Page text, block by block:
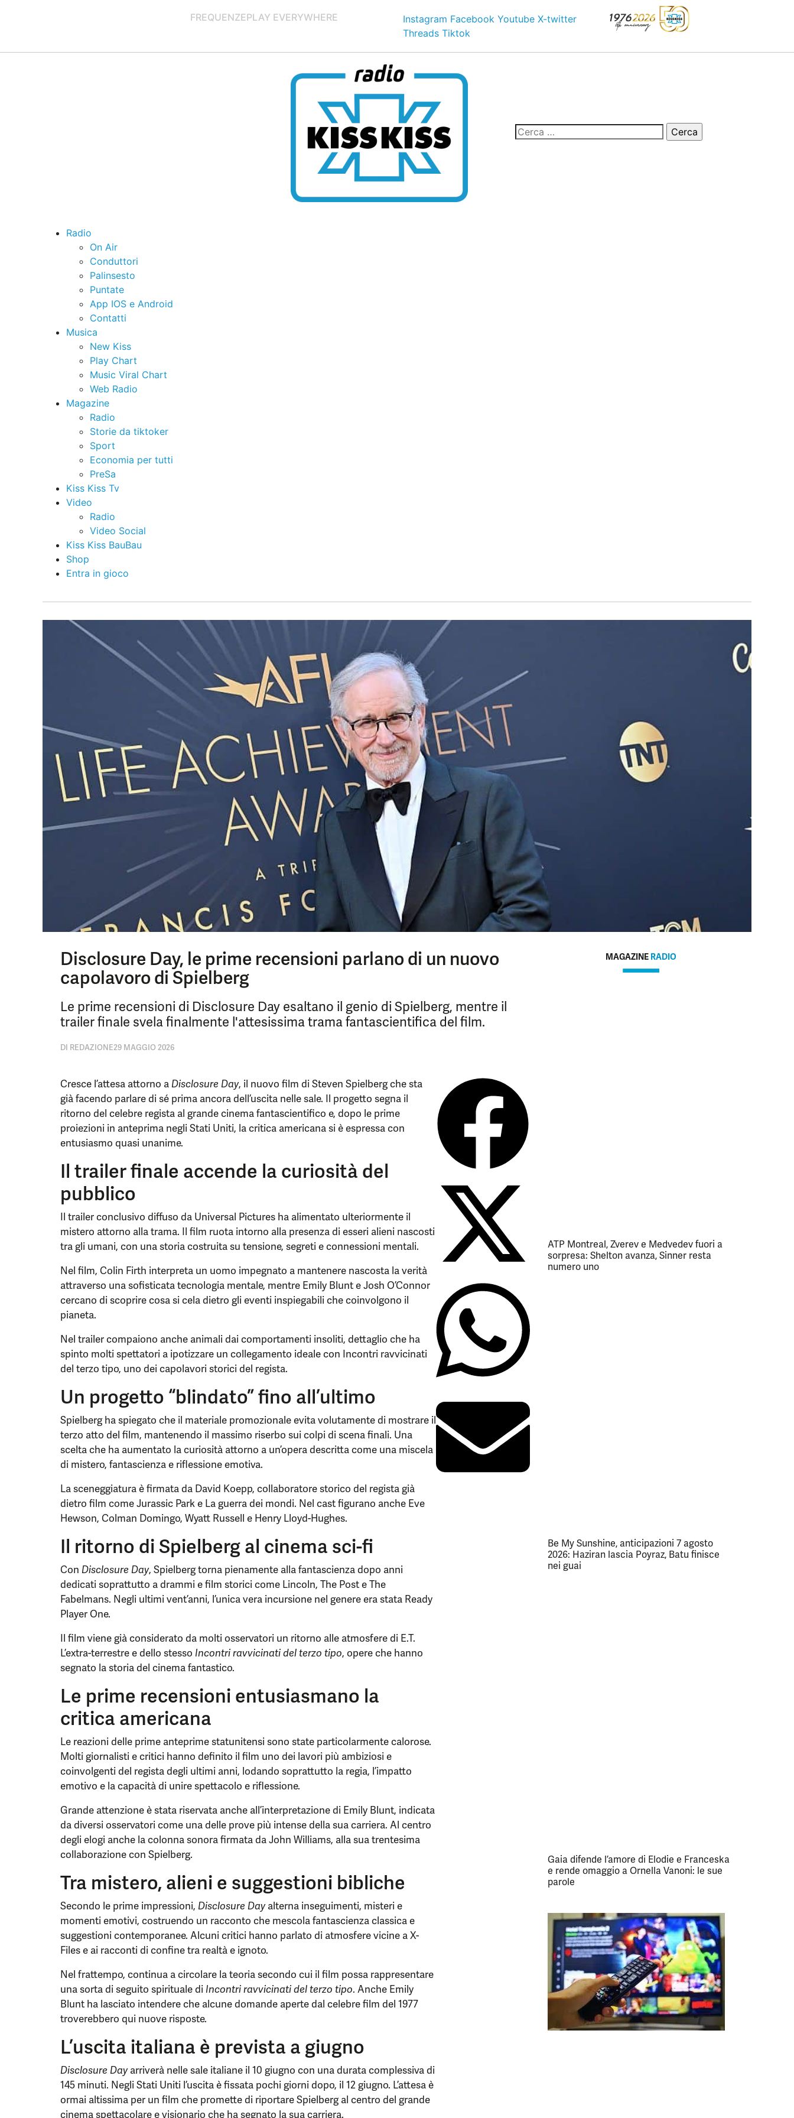
FREQUENZEPLAY EVERYWHERE Instagram Facebook Youtube X-twitter
Threads Tiktok
Radio
On Air
Conduttori
Palinsesto
Puntate
App IOS e Android
Contatti
Musica
New Kiss
Play Chart
Music Viral Chart
Web Radio
Magazine
Radio
Storie da tiktoker
Sport
Economia per tutti
PreSa
Kiss Kiss Tv
Video
Radio
Video Social
Kiss Kiss BauBau
Shop
Entra in gioco
Disclosure Day, le prime recensioni parlano di un nuovo
capolavoro di Spielberg
Le prime recensioni di Disclosure Day esaltano il genio di Spielberg, mentre il
trailer finale svela finalmente l'attesissima trama fantascientifica del film.
DI REDAZIONE29 MAGGIO 2026
Cresce l’attesa attorno a Disclosure Day, il nuovo film di Steven Spielberg che sta
già facendo parlare di sé prima ancora dell’uscita nelle sale. Il progetto segna il
ritorno del celebre regista al grande cinema fantascientifico e, dopo le prime
proiezioni in anteprima negli Stati Uniti, la critica americana si è espressa con
entusiasmo quasi unanime.
Il trailer finale accende la curiosità del
pubblico
Il trailer conclusivo diffuso da Universal Pictures ha alimentato ulteriormente il
mistero attorno alla trama. Il film ruota intorno alla presenza di esseri alieni nascosti
tra gli umani, con una storia costruita su tensione, segreti e connessioni mentali.
Nel film, Colin Firth interpreta un uomo impegnato a mantenere nascosta la verità
attraverso una sofisticata tecnologia mentale, mentre Emily Blunt e Josh O’Connor
cercano di scoprire cosa si cela dietro gli eventi inspiegabili che coinvolgono il
pianeta.
Nel trailer compaiono anche animali dai comportamenti insoliti, dettaglio che ha
spinto molti spettatori a ipotizzare un collegamento ideale con Incontri ravvicinati
del terzo tipo, uno dei capolavori storici del regista.
Un progetto “blindato” fino all’ultimo
Spielberg ha spiegato che il materiale promozionale evita volutamente di mostrare il
terzo atto del film, mantenendo il massimo riserbo sui colpi di scena finali. Una
scelta che ha aumentato la curiosità attorno a un’opera descritta come una miscela
di mistero, fantascienza e riflessione emotiva.
La sceneggiatura è firmata da David Koepp, collaboratore storico del regista già
dietro film come Jurassic Park e La guerra dei mondi. Nel cast figurano anche Eve
Hewson, Colman Domingo, Wyatt Russell e Henry Lloyd-Hughes.
Il ritorno di Spielberg al cinema sci-fi
Con Disclosure Day, Spielberg torna pienamente alla fantascienza dopo anni
dedicati soprattutto a drammi e film storici come Lincoln, The Post e The
Fabelmans. Negli ultimi vent’anni, l’unica vera incursione nel genere era stata Ready
Player One.
Il film viene già considerato da molti osservatori un ritorno alle atmosfere di E.T.
L’extra-terrestre e dello stesso Incontri ravvicinati del terzo tipo, opere che hanno
segnato la storia del cinema fantastico.
Le prime recensioni entusiasmano la
critica americana
Le reazioni delle prime anteprime statunitensi sono state particolarmente calorose.
Molti giornalisti e critici hanno definito il film uno dei lavori più ambiziosi e
coinvolgenti del regista degli ultimi anni, lodando soprattutto la regia, l’impatto
emotivo e la capacità di unire spettacolo e riflessione.
Grande attenzione è stata riservata anche all’interpretazione di Emily Blunt, indicata
da diversi osservatori come una delle prove più intense della sua carriera. Al centro
degli elogi anche la colonna sonora firmata da John Williams, alla sua trentesima
collaborazione con Spielberg.
Tra mistero, alieni e suggestioni bibliche
Secondo le prime impressioni, Disclosure Dayalterna inseguimenti, misteri e
momenti emotivi, costruendo un racconto che mescola fantascienza classica e
suggestioni contemporanee. Alcuni critici hanno parlato di atmosfere vicine a X-
Files e ai racconti di confine tra realtà e ignoto.
Nel frattempo, continua a circolare la teoria secondo cui il film possa rappresentare
una sorta di seguito spirituale di Incontri ravvicinati del terzo tipo. Anche Emily
Blunt ha lasciato intendere che alcune domande aperte dal celebre film del 1977
troverebbero qui nuove risposte.
L’uscita italiana è prevista a giugno
Disclosure Dayarriverà nelle sale italiane il 10 giugno con una durata complessiva di
145 minuti. Negli Stati Uniti l’uscita è fissata pochi giorni dopo, il 12 giugno. L’attesa è
ormai altissima per un film che promette di riportare Spielberg al centro del grande
cinema spettacolare e visionario che ha segnato la sua carriera.
MAGAZINE RADIO
ATP Montreal, Zverev e Medvedev fuori a
sorpresa: Shelton avanza, Sinner resta
numero uno
Be My Sunshine, anticipazioni 7 agosto
2026: Haziran lascia Poyraz, Batu finisce
nei guai
Gaia difende l’amore di Elodie e Franceska
e rende omaggio a Ornella Vanoni: le sue
parole